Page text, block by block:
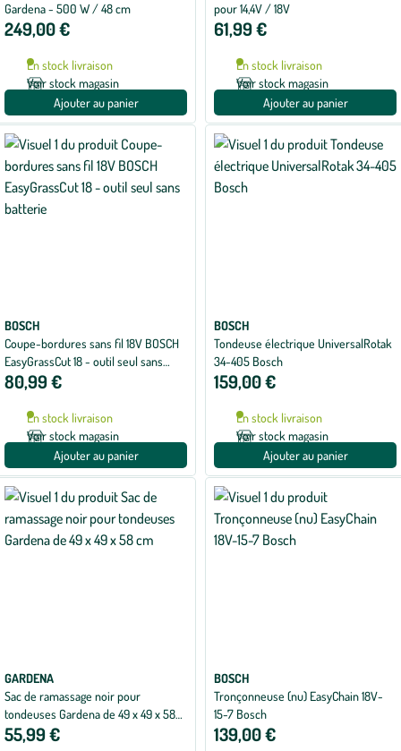
Gardena - 500 W / 48 cm
249,00 €
En stock livraison
Voir stock magasin
Ajouter au panier
pour 14,4V / 18V
61,99 €
En stock livraison
Voir stock magasin
Ajouter au panier
BOSCH
Coupe-bordures sans fil 18V BOSCH
EasyGrassCut 18 - outil seul sans
batterie
80,99 €
En stock livraison
Voir stock magasin
Ajouter au panier
BOSCH
Tondeuse électrique UniversalRotak
34-405 Bosch
159,00 €
En stock livraison
Voir stock magasin
Ajouter au panier
GARDENA
Sac de ramassage noir pour
tondeuses Gardena de 49 x 49 x 58
cm
55,99 €
BOSCH
Tronçonneuse (nu) EasyChain 18V-
15-7 Bosch
139,00 €